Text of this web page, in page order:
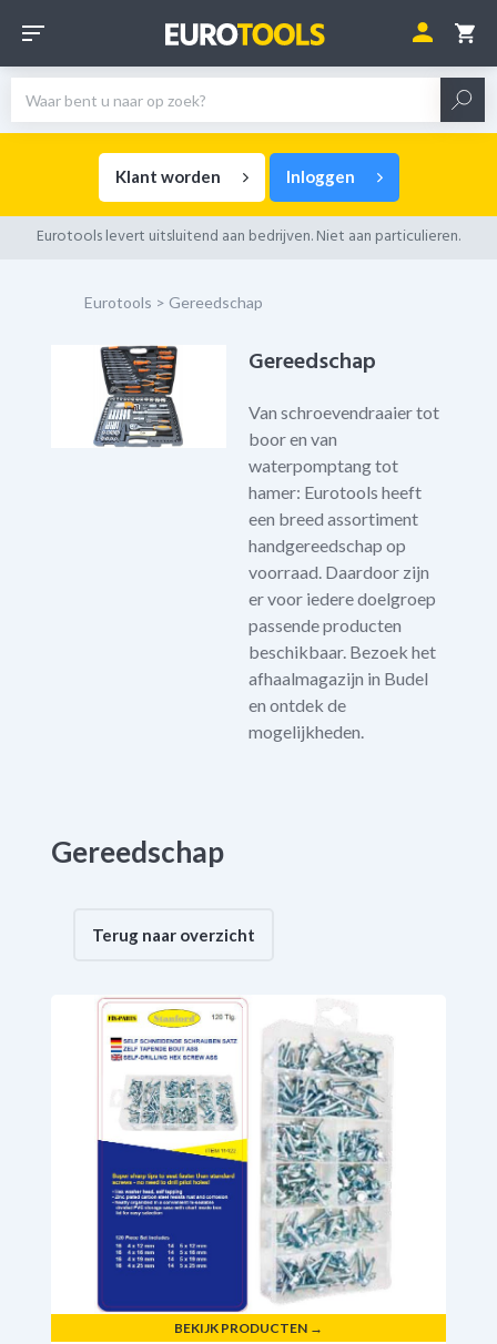
Klant worden Inloggen
Eurotools levert uitsluitend aan bedrijven.Niet aan particulieren.
Eurotools > Gereedschap
Gereedschap
Van schroevendraaier tot
boor en van
waterpomptang tot
hamer: Eurotools heeft
een breed assortiment
handgereedschap op
voorraad. Daardoor zijn
er voor iedere doelgroep
passende producten
beschikbaar. Bezoek het
afhaalmagazijn in Budel
en ontdek de
mogelijkheden.
Gereedschap
Terug naar overzicht
BEKIJK PRODUCTEN →